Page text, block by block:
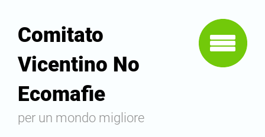
Comitato
Vicentino No
Ecomafie
per un mondo migliore